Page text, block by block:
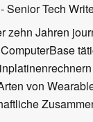
- Senior Tech
zehn Jahren
von